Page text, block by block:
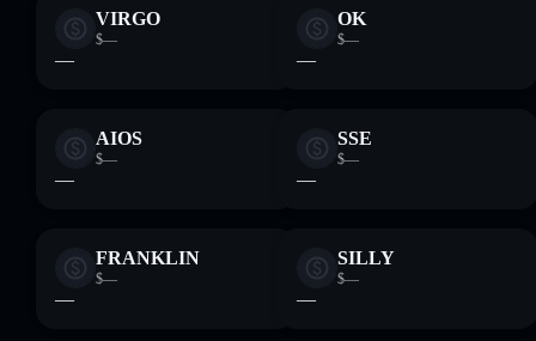
VIRGO
$—
—
OK
$—
—
AIOS
$—
—
SSE
$—
—
FRANKLIN
$—
—
SILLY
$—
—